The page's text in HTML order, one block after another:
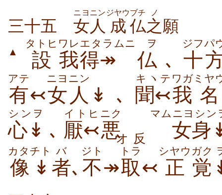
三十五 女人
ニヨニン
成
ジヤウ
仏
ブチ
之
ノ
願
▲ 設
タトヒ
我
ワレ
得↠
エタラムニ
仏
ヲ
､ 十
ジフパ
有
アテ
↢女人
ニヨニン
↡､ 聞↢
キヽテ
我
ワガ
名
ミヤ
心↡
シンヲ
､ 厭↢
イトヒ
悪
ニク
オ反
マム
女身
ニヨシン
像↡
カタチト
者
バ
､ 不
ジト
↠取
トラ
↢ 正
シヤウ
覚
ガク